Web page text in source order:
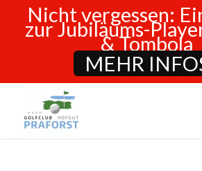
Nicht vergessen:
zur Jubiläums-
& Tombola
MEHR